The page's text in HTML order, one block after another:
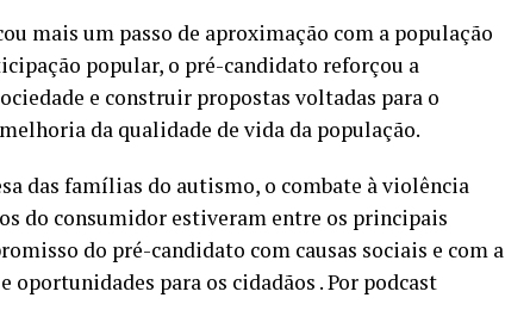
mais um passo de aproximação com a população
popular, o pré-candidato reforçou a
e construir propostas voltadas para o
da qualidade de vida da população.
das famílias do autismo, o combate à violência
do consumidor estiveram entre os principais
do pré-candidato com causas sociais e com a
para os cidadãos . Por podcast